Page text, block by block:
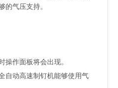
的气压支持。
操作面板将会出现。
自动高速制钉机能够使用气